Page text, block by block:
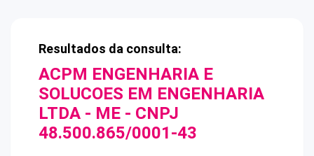
Resultados da consulta:
ACPM ENGENHARIA E
SOLUCOES EM ENGENHARIA
LTDA - ME - CNPJ
48.500.865/0001-43